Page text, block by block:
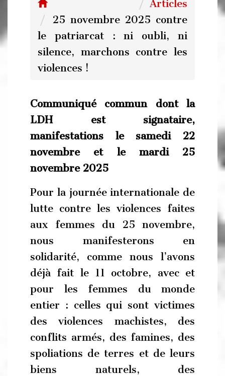
Articles
25 novembre 2025 contre
le patriarcat : ni oubli, ni
silence, marchons contre les
violences !
Communiqué commun dont la
LDH est signataire,
manifestations le samedi 22
novembre et le mardi 25
novembre 2025
Pour la journée internationale de
lutte contre les violences faites
aux femmes du 25 novembre,
nous manifesterons en
solidarité, comme nous l’avons
déjà fait le 11 octobre, avec et
pour les femmes du monde
entier : celles qui sont victimes
des violences machistes, des
conflits armés, des famines, des
spoliations de terres et de leurs
biens naturels, des